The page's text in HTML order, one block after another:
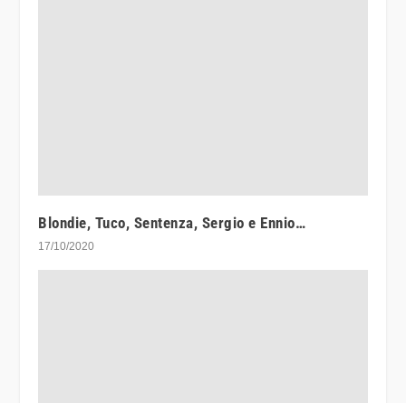
Blondie, Tuco, Sentenza, Sergio e Ennio…
17/10/2020